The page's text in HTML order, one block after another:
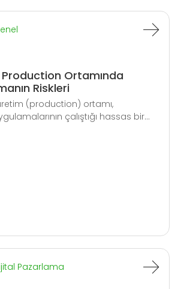
Production Ortamında
Riskleri
(production) ortamı,
çalıştığı hassas bir...
Pazarlama